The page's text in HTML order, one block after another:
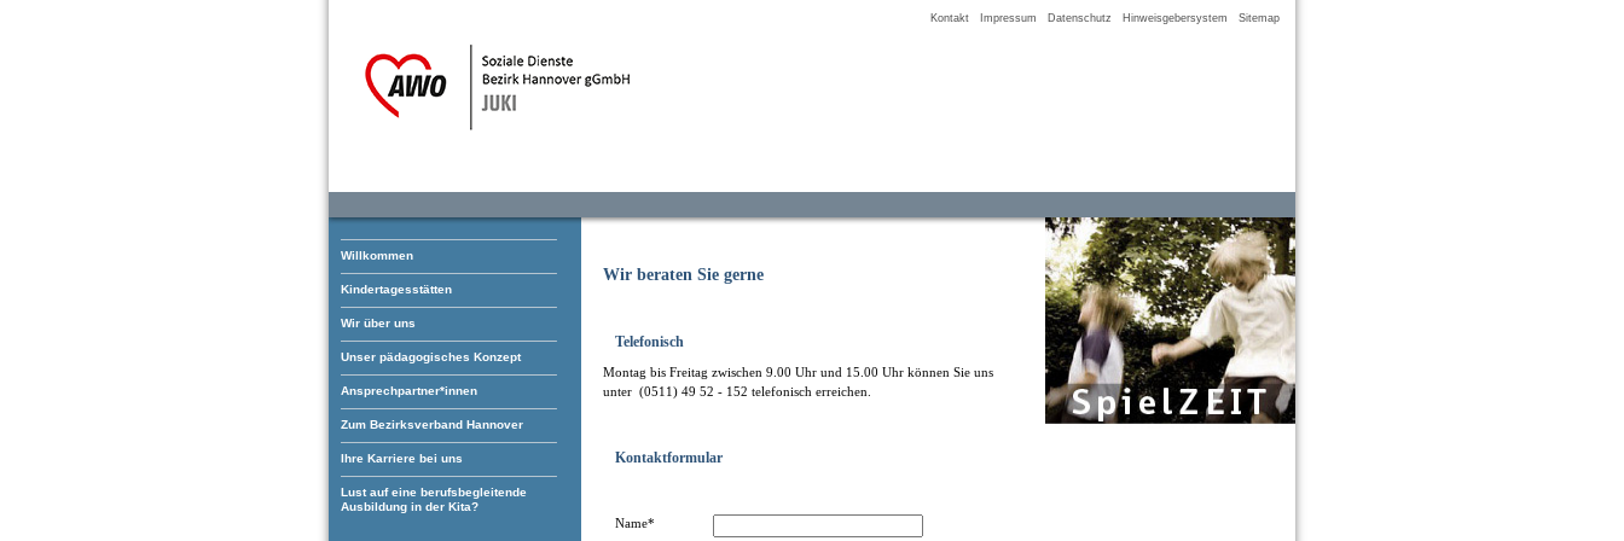
Kontakt Impressum Datenschutz Hinweisgebersystem Sitemap
Willkommen
Kindertagesstätten
Wir über uns
Unser pädagogisches Konzept
Ansprechpartner*innen
Zum Bezirksverband Hannover
Ihre Karriere bei uns
Lust auf eine berufsbegleitende
Ausbildung in der Kita?
Wir beraten Sie gerne
Telefonisch
Montag bis Freitag zwischen 9.00 Uhr und 15.00 Uhr können Sie uns
unter (0511) 49 52 - 152 telefonisch erreichen.
Kontaktformular
Name*